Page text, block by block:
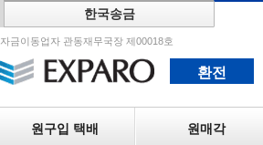
한국송금
자금이동업자 관동재무국장 제00018호
환전
원구입 택배 원매각